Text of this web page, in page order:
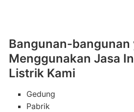
Bangunan-bangunan
Menggunakan Jasa
Listrik Kami
Gedung
Pabrik